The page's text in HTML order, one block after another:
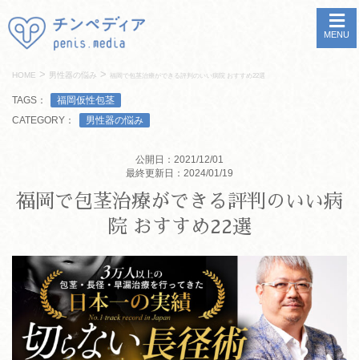
MENU
HOME > 男性器の悩み > 福岡で包茎治療ができる評判のいい病院 おすすめ22選
TAGS：
福岡仮性包茎
CATEGORY：
男性器の悩み
公開日：2021/12/01
最終更新日：2024/01/19
福岡で包茎治療ができる評判のいい病
院 おすすめ22選